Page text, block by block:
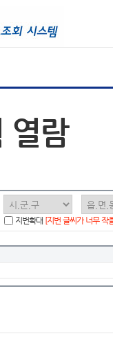
열람
지번확대 [지번 글씨가 너무 작